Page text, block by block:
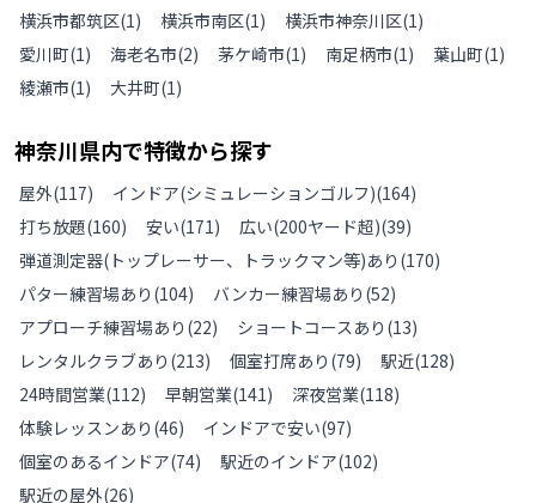
横浜市都筑区(1) 横浜市南区(1) 横浜市神奈川区(1)
愛川町(1) 海老名市(2) 茅ケ崎市(1) 南足柄市(1) 葉山町(1)
綾瀬市(1) 大井町(1)
神奈川県内で特徴から探す
屋外(117) インドア(シミュレーションゴルフ)(164)
打ち放題(160) 安い(171) 広い(200ヤード超)(39)
弾道測定器(トップレーサー、トラックマン等)あり (170)
パター練習場あり (104) バンカー練習場あり (52)
アプローチ練習場あり (22) ショートコースあり (13)
レンタルクラブあり (213) 個室打席あり (79) 駅近(128)
24時間営業(112) 早朝営業(141) 深夜営業(118)
体験レッスンあり (46) インドアで安い(97)
個室のあるインドア(74) 駅近のインドア(102)
駅近の屋外(26)